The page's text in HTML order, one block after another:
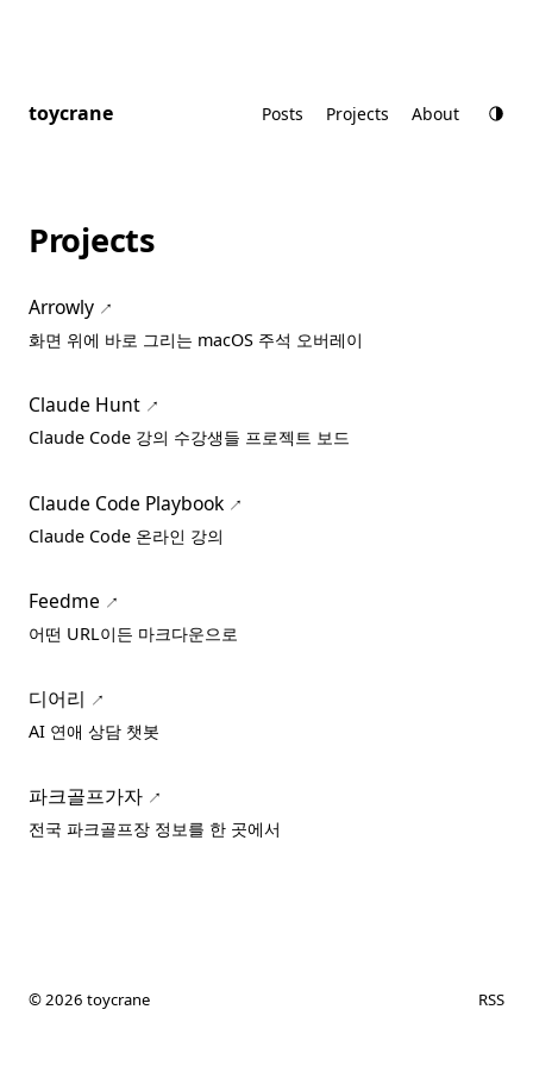
toycrane Posts Projects About
Projects
Arrowly
화면 위에 바로 그리는 macOS 주석 오버레이
Claude Hunt
Claude Code 강의 수강생들 프로젝트 보드
Claude Code Playbook
Claude Code 온라인 강의
Feedme
어떤 URL이든 마크다운으로
디어리
AI 연애 상담 챗봇
파크골프가자
전국 파크골프장 정보를 한 곳에서
© 2026 toycrane RSS